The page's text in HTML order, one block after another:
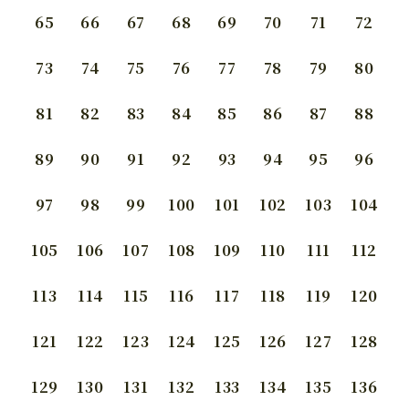
65 66 67 68 69 70 71 72
73 74 75 76 77 78 79 80
81 82 83 84 85 86 87 88
89 90 91 92 93 94 95 96
97 98 99 100 101 102 103 104
105 106 107 108 109 110 111 112
113 114 115 116 117 118 119 120
121 122 123 124 125 126 127 128
129 130 131 132 133 134 135 136